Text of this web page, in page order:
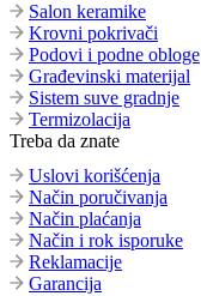
Salon keramike
Krovni pokrivači
Podovi i podne obloge
Građevinski materijal
Sistem suve gradnje
Termizolacija
Treba da znate
Uslovi korišćenja
Način poručivanja
Način plaćanja
Način i rok isporuke
Reklamacije
Garancija